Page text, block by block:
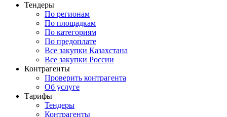
Тендеры
По регионам
По площадкам
По категориям
По предоплате
Все закупки Казахстана
Все закупки России
Контрагенты
Проверить контрагента
Об услуге
Тарифы
Тендеры
Контрагенты